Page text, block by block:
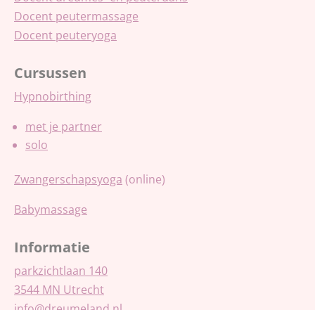
Docent peutermassage
Docent peuteryoga
Cursussen
Hypnobirthing
met je partner
solo
Zwangerschapsyoga (online)
Babymassage
Informatie
parkzichtlaan 140
3544 MN Utrecht